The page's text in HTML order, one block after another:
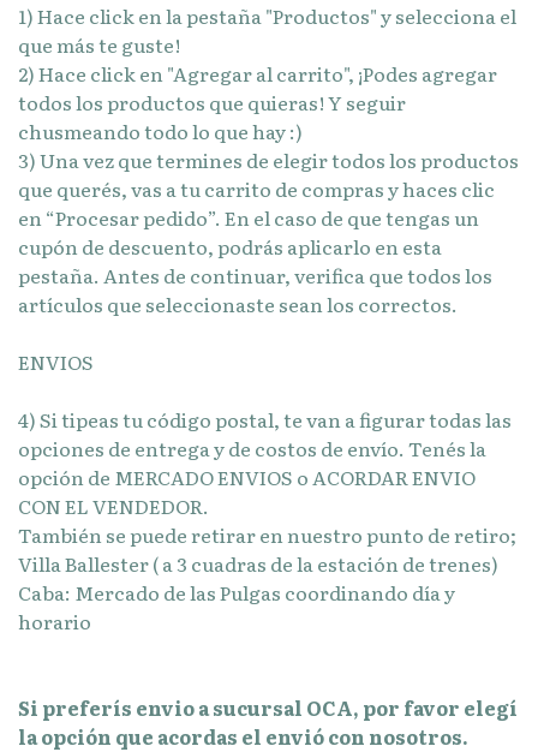
1) Hace click en la pestaña "Productos" y selecciona el
que más te guste!
2) Hace click en "Agregar al carrito", ¡Podes agregar
todos los productos que quieras! Y seguir
chusmeando todo lo que hay :)
3) Una vez que termines de elegir todos los productos
que querés, vas a tu carrito de compras y haces clic
en “Procesar pedido”. En el caso de que tengas un
cupón de descuento, podrás aplicarlo en esta
pestaña. Antes de continuar, verifica que todos los
artículos que seleccionaste sean los correctos.
ENVIOS
4) Si tipeas tu código postal, te van a figurar todas las
opciones de entrega y de costos de envío. Tenés la
opción de MERCADO ENVIOS o ACORDAR ENVIO
CON EL VENDEDOR.
También se puede retirar en nuestro punto de retiro;
Villa Ballester ( a 3 cuadras de la estación de trenes)
Caba: Mercado de las Pulgas coordinando día y
horario
Si preferís envio a sucursal OCA, por favor elegí
la opción que acordas el envió con nosotros.